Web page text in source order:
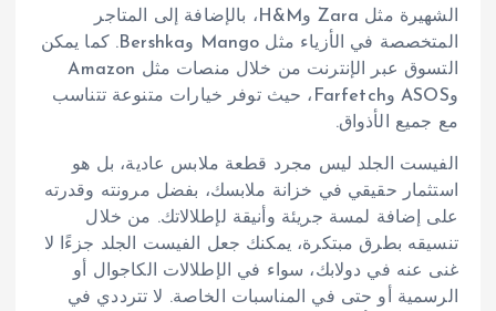
الشهيرة مثل Zara وH&M، بالإضافة إلى المتاجر
المتخصصة في الأزياء مثل Mango وBershka. كما يمكن
التسوق عبر الإنترنت من خلال منصات مثل Amazon
وASOS وFarfetch، حيث توفر خيارات متنوعة تتناسب
مع جميع الأذواق.
الفيست الجلد ليس مجرد قطعة ملابس عادية، بل هو
استثمار حقيقي في خزانة ملابسك، بفضل مرونته وقدرته
على إضافة لمسة جريئة وأنيقة لإطلالاتك. من خلال
تنسيقه بطرق مبتكرة، يمكنك جعل الفيست الجلد جزءًا لا
غنى عنه في دولابك، سواء في الإطلالات الكاجوال أو
الرسمية أو حتى في المناسبات الخاصة. لا تترددي في